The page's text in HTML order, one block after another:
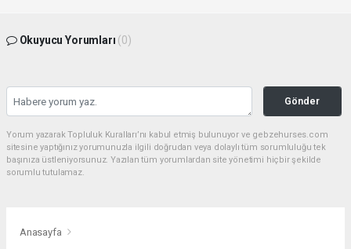
Okuyucu Yorumları (0)
Gönder
Yorum yazarak Topluluk Kuralları’nı kabul etmiş bulunuyor ve gebzehurses.com
sitesine yaptığınız yorumunuzla ilgili doğrudan veya dolaylı tüm sorumluluğu tek
başınıza üstleniyorsunuz. Yazılan tüm yorumlardan site yönetimi hiçbir şekilde
sorumlu tutulamaz.
Anasayfa